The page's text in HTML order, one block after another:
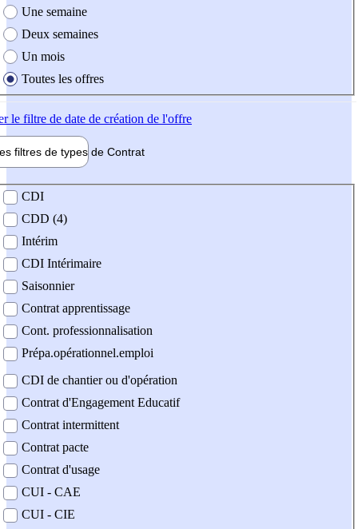
Une semaine
Deux semaines
Un mois
Toutes les offres
le filtre de date de création de l'offre
filtres de types de Contrat
contrat
CDI
CDD (4)
Intérim
CDI Intérimaire
Saisonnier
Contrat apprentissage
Cont. professionnalisation
Prépa.opérationnel.emploi
CDI de chantier ou d'opération
Contrat d'Engagement Educatif
Contrat intermittent
Contrat pacte
Contrat d'usage
CUI - CAE
CUI - CIE